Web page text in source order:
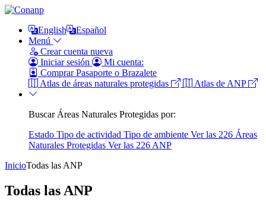
English
Español
Menú
Crear cuenta nueva
Iniciar sesión
Mi cuenta:
Comprar Pasaporte o Brazalete
Atlas de áreas naturales protegidas
Atlas de ANP
Buscar Áreas Naturales Protegidas por:
Estado Tipo de actividad Tipo de ambiente Ver las 226 Áreas
Naturales Protegidas Ver las 226 ANP
InicioTodas las ANP
Todas las ANP